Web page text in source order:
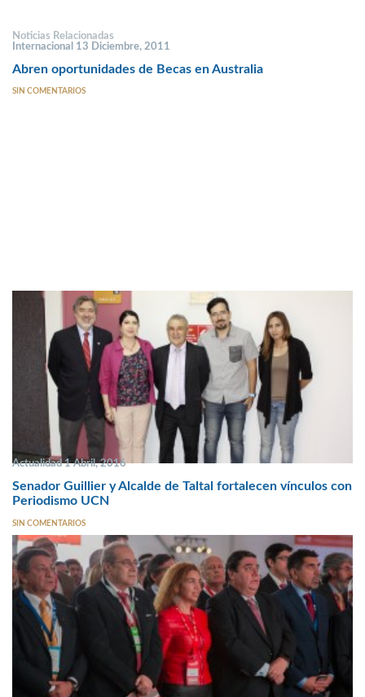
Noticias Relacionadas
Internacional 13 Diciembre, 2011
Abren oportunidades de Becas en Australia
SIN COMENTARIOS
Actualidad 1 Abril, 2016
Senador Guillier y Alcalde de Taltal fortalecen vínculos con
Periodismo UCN
SIN COMENTARIOS